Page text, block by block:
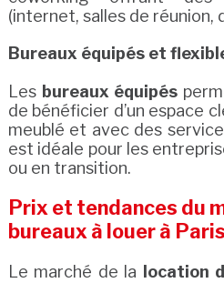
(internet, salles de réunion,
Bureaux équipés et
Les bureaux équipés
de bénéficier d’un espace
meublé et avec des
est idéale pour les
ou en transition.
Prix et tendances du
bureaux à louer à
Le marché de la location